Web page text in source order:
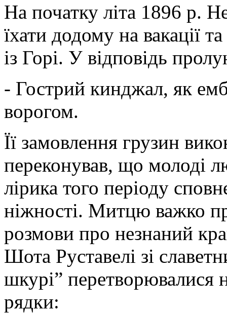
На початку літа 1896 р.
їхати додому на вакації
із Горі. У відповідь
- Гострий кинджал, як
ворогом.
Її замовлення грузин
переконував, що молоді
лірика того періоду
ніжності. Митцю важко
розмови про незнаний
Шота Руставелі зі
шкурі” перетворювалися
рядки: